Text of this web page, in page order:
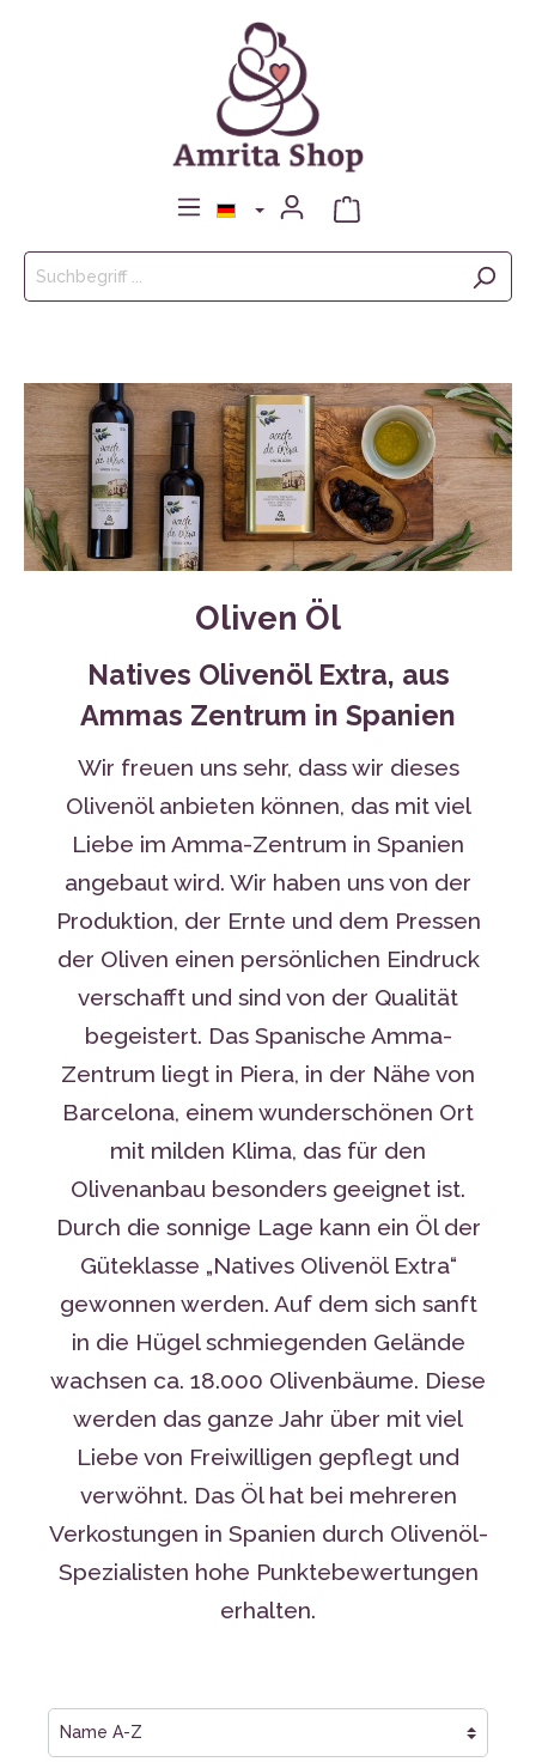
Oliven Öl
Natives Olivenöl Extra, aus
Ammas Zentrum in Spanien
Wir freuen uns sehr, dass wir dieses
Olivenöl anbieten können, das mit viel
Liebe im Amma-Zentrum in Spanien
angebaut wird. Wir haben uns von der
Produktion, der Ernte und dem Pressen
der Oliven einen persönlichen Eindruck
verschafft und sind von der Qualität
begeistert. Das Spanische Amma-
Zentrum liegt in Piera, in der Nähe von
Barcelona, einem wunderschönen Ort
mit milden Klima, das für den
Olivenanbau besonders geeignet ist.
Durch die sonnige Lage kann ein Öl der
Güteklasse „Natives Olivenöl Extra“
gewonnen werden. Auf dem sich sanft
in die Hügel schmiegenden Gelände
wachsen ca. 18.000 Olivenbäume. Diese
werden das ganze Jahr über mit viel
Liebe von Freiwilligen gepflegt und
verwöhnt. Das Öl hat bei mehreren
Verkostungen in Spanien durch Olivenöl-
Spezialisten hohe Punktebewertungen
erhalten.